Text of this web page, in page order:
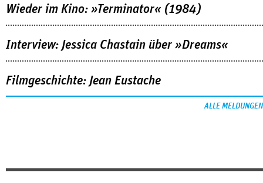
Wieder im Kino: »Terminator« (1984)
Interview: Jessica Chastain über »Dreams«
Filmgeschichte: Jean Eustache
ALLE MELDUNGEN